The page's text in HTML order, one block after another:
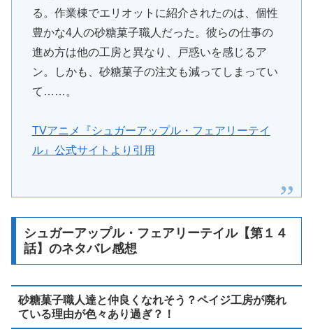
る。作業棟でエリオットに紹介されたのは、個性
豊かな4人の砂糖菓子職人だった。彼らの仕事の
進め方は他の工房と異なり、戸惑いを感じるア
ン。しかも、砂糖菓子の注文も減ってしまってい
て……。
TVアニメ『シュガーアップル・フェアリーテイ
ル』公式サイトより引用
シュガーアップル・フェアリーテイル【第１４
話】のネタバレ感想
砂糖菓子職人達と仲良くなれそう？ペイジ工房が廃れ
ている理由が色々あり過ぎ？！